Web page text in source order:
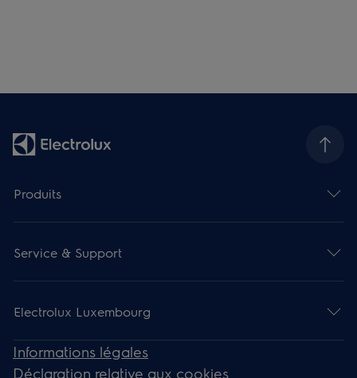
Produits
Service & Support
Electrolux Luxembourg
Informations légales
Déclaration relative aux cookies